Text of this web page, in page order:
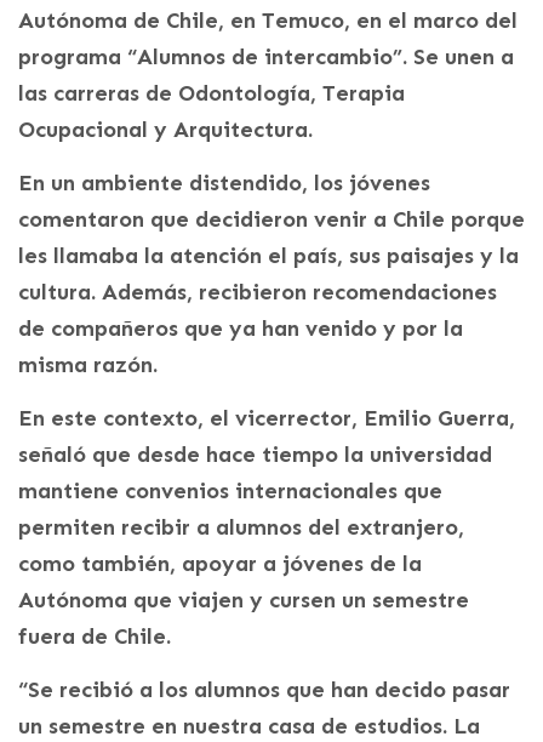
Autónoma de Chile, en Temuco, en el marco del
programa “Alumnos de intercambio”. Se unen a
las carreras de Odontología, Terapia
Ocupacional y Arquitectura.
En un ambiente distendido, los jóvenes
comentaron que decidieron venir a Chile porque
les llamaba la atención el país, sus paisajes y la
cultura. Además, recibieron recomendaciones
de compañeros que ya han venido y por la
misma razón.
En este contexto, el vicerrector, Emilio Guerra,
señaló que desde hace tiempo la universidad
mantiene convenios internacionales que
permiten recibir a alumnos del extranjero,
como también, apoyar a jóvenes de la
Autónoma que viajen y cursen un semestre
fuera de Chile.
“Se recibió a los alumnos que han decido pasar
un semestre en nuestra casa de estudios. La